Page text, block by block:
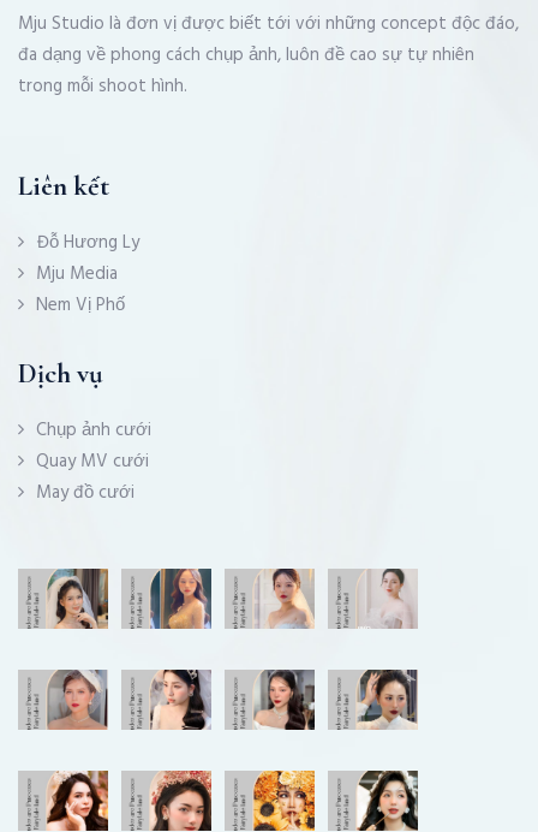
Mju Studio là đơn vị được biết tới với những concept độc đáo,
đa dạng về phong cách chụp ảnh, luôn đề cao sự tự nhiên
trong mỗi shoot hình.
Liên kết
Đỗ Hương Ly
Mju Media
Nem Vị Phố
Dịch vụ
Chụp ảnh cưới
Quay MV cưới
May đồ cưới